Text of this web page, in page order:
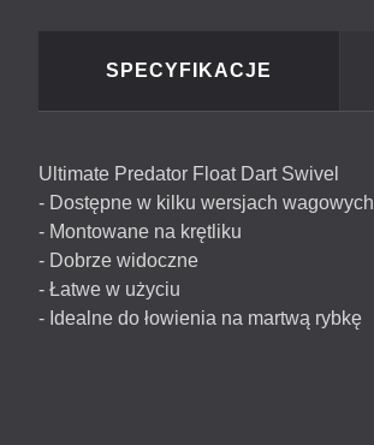
SPECYFIKACJE
Ultimate Predator Float Dart Swivel
- Dostępne w kilku wersjach wagowych
- Montowane na krętliku
- Dobrze widoczne
- Łatwe w użyciu
- Idealne do łowienia na martwą rybkę